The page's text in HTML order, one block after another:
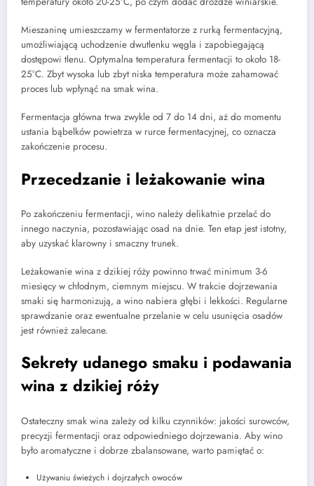
Mieszaninę umieszczamy w fermentatorze z rurką fermentacyjną,
umożliwiającą uchodzenie dwutlenku węgla i zapobiegającą
dostępowi tlenu. Optymalna temperatura fermentacji to około 18-
25°C. Zbyt wysoka lub zbyt niska temperatura może zahamować
proces lub wpłynąć na smak wina.
Fermentacja główna trwa zwykle od 7 do 14 dni, aż do momentu
ustania bąbelków powietrza w rurce fermentacyjnej, co oznacza
zakończenie procesu.
Przecedzanie i leżakowanie wina
Po zakończeniu fermentacji, wino należy delikatnie przelać do
innego naczynia, pozostawiając osad na dnie. Ten etap jest istotny,
aby uzyskać klarowny i smaczny trunek.
Leżakowanie wina z dzikiej róży powinno trwać minimum 3-6
miesięcy w chłodnym, ciemnym miejscu. W trakcie dojrzewania
smaki się harmonizują, a wino nabiera głębi i lekkości. Regularne
sprawdzanie oraz ewentualne przelanie w celu usunięcia osadów
jest również zalecane.
Sekrety udanego smaku i podawania
wina z dzikiej róży
Ostateczny smak wina zależy od kilku czynników: jakości surowców,
precyzji fermentacji oraz odpowiedniego dojrzewania. Aby wino
było aromatyczne i dobrze zbalansowane, warto pamiętać o:
Używaniu świeżych i dojrzałych owoców